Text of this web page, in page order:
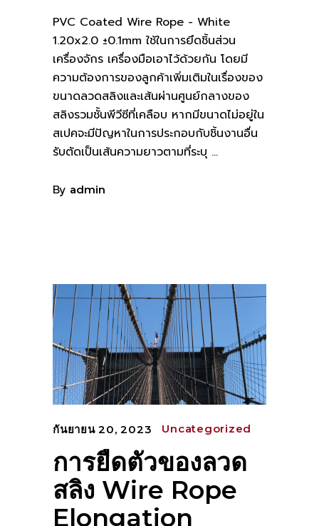
PVC Coated Wire Rope - White
1.20x2.0 ±0.1mm ใช้ในการยึดชิ้นส่วน
เครื่องจักร เครื่องมือเอาไว้ด้วยกัน โดยมี
ความต้องการของลูกค้าเพิ่มเติมในเรื่องของ
ขนาดลวดสลิงและเส้นผ่านศูนย์กลางของ
สลิงรวมชั้นพีวีซีที่เคลือบ หากมีขนาดไม่อยู่ใน
สเปคจะมีปัญหาในการประกอบกับชิ้นงานอื่น
รับตัดเป็นเส้นความยาวตามที่ระบุ
By admin
กันยายน 20, 2023 Uncategorized
การยืดตัวของลวด
สลิง Wire Rope
Elongation